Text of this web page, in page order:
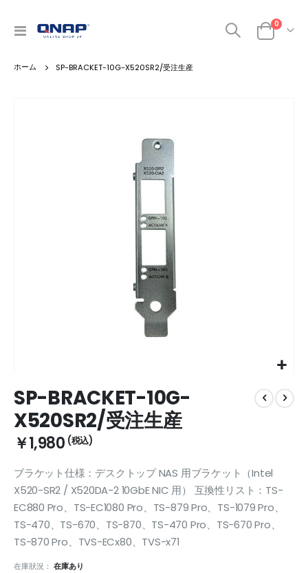
ナ
呼
カート
0商品
SP-BRACKET-10G-X520SR2/受注生産
to
the
beginning
of
the
images
gallery
SP-BRACKET-10G-
X520SR2/受注生産
￥1,980
ブラケット仕様：デスクトップ NAS 用ブラケット（Intel
X520-SR2 / X520DA-2 10GbE NIC 用） 互換性リスト：TS-
EC880 Pro、TS-EC1080 Pro、TS-879 Pro、TS-1079 Pro、
TS-470、TS-670、TS-870、TS-470 Pro、TS-670 Pro、
TS-870 Pro、TVS-ECx80、TVS-x71
在庫狀況： 在庫あり